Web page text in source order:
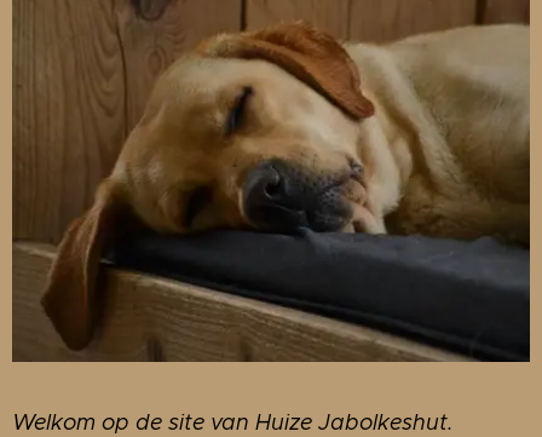
Welkom op de site van Huize Jabolkeshut.